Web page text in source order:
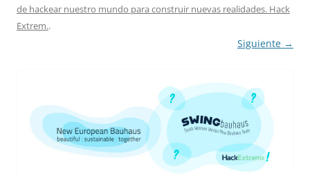
de hackear nuestro mundo para construir nuevas realidades. Hack
Extrem..
Siguiente →